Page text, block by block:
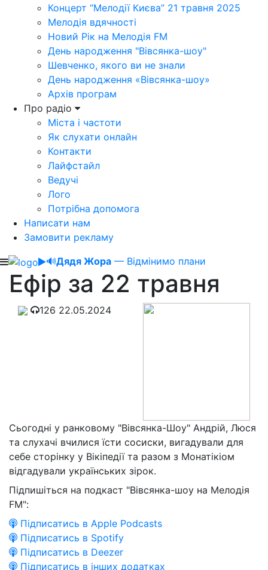
Концерт “Мелодії Києва” 21 травня 2025
Мелодія вдячності
Новий Рік на Мелодія FM
День народження "Вівсянка-шоу"
Шевченко, якого ви не знали
День народження «Вівсянка-шоу»
Архів програм
Про радіо
Міста і частоти
Як слухати онлайн
Контакти
Лайфстайл
Ведучі
Лого
Потрібна допомога
Написати нам
Замовити рекламу
🔊Дядя Жора — Відмінимо плани
Ефір за 22 травня
126 22.05.2024
Сьогодні у ранковому "Вівсянка-Шоу" Андрій, Люся
та слухачі вчилися їсти сосиски, вигадували для
себе сторінку у Вікіпедії та разом з Монатікіом
відгадували українських зірок.
Підпишіться на подкаст "Вівсянка-шоу на Мелодія
FM":
Підписатись в Apple Podcasts
Підписатись в Spotify
Підписатись в Deezer
Підписатись в інших додатках